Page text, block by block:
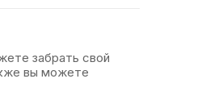
забрать свой
вы можете